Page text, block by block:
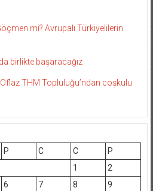
mi? Avrupalı Türkiyelilerin
birlikte başaracağız
THM Topluluğu’ndan coşkulu
P C C
P
1
2
6 7 8 9